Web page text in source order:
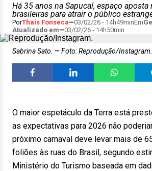
Há 35 anos na Sapucaí, espaço aposta
brasileiras para atrair o público
PorThais Fonseca 03/02/26 - 14h49minEm
Atualizado em
03/02/26 - 14h50min
Sabrina Sato. Foto: Reprodução/Instagram.
O maior espetáculo da Terra está
as expectativas para 2026 não
próximo carnaval deve levar mais de
foliões às ruas do Brasil, segundo
Ministério do Turismo baseada em